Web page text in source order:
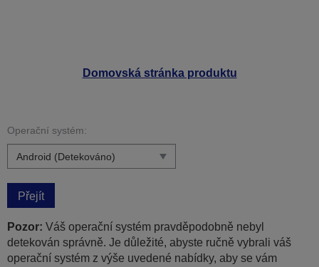
Domovská stránka produktu
Operační systém:
Přejít
Pozor: Váš operační systém pravděpodobně nebyl
detekován správně. Je důležité, abyste ručně vybrali váš
operační systém z výše uvedené nabídky, aby se vám